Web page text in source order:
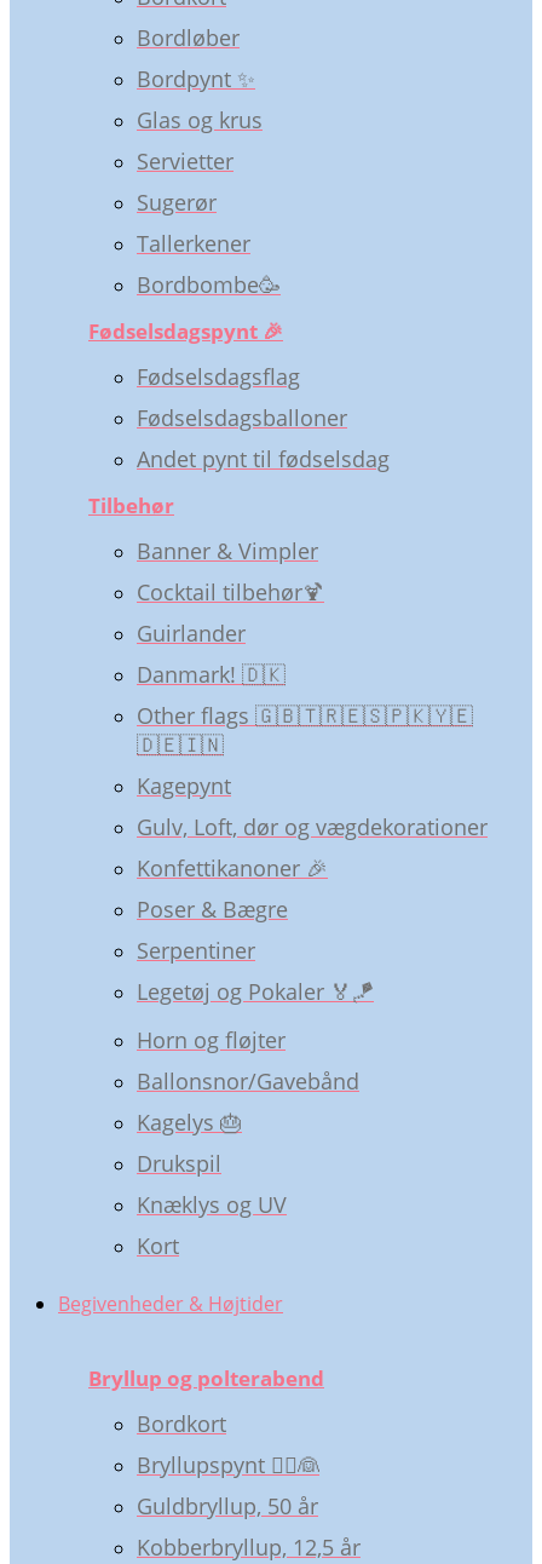
Bordløber
Bordpynt ✨
Glas og krus
Servietter
Sugerør
Tallerkener
Bordbombe🥳
Fødselsdagspynt 🎉
Fødselsdagsflag
Fødselsdagsballoner
Andet pynt til fødselsdag
Tilbehør
Banner & Vimpler
Cocktail tilbehør🍹
Guirlander
Danmark! 🇩🇰
Other flags 🇬🇧🇹🇷🇪🇸🇵🇰🇾🇪
🇩🇪🇮🇳
Kagepynt
Gulv, Loft, dør og vægdekorationer
Konfettikanoner 🎉
Poser & Bægre
Serpentiner
Legetøj og Pokaler 🏅🪁
Horn og fløjter
Ballonsnor/Gavebånd
Kagelys 🎂
Drukspil
Knæklys og UV
Kort
Begivenheder & Højtider
Bryllup og polterabend
Bordkort
Bryllupspynt 🤵‍♂️👰
Guldbryllup, 50 år
Kobberbryllup, 12,5 år